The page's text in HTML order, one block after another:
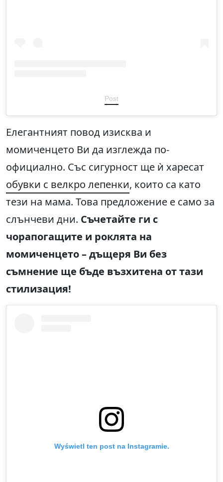
Post
Елегантният повод изисква и
момиченцето Ви да изглежда по-
официално. Със сигурност ще ѝ харесат
обувки с велкро лепенки, които са като
тези на мама. Това предложение е само за
слънчеви дни. Съчетайте ги с
чорапогащите и роклята на
момиченцето – дъщеря Ви без
съмнение ще бъде възхитена от тази
стилизация!
Wyświetl ten post na Instagramie.